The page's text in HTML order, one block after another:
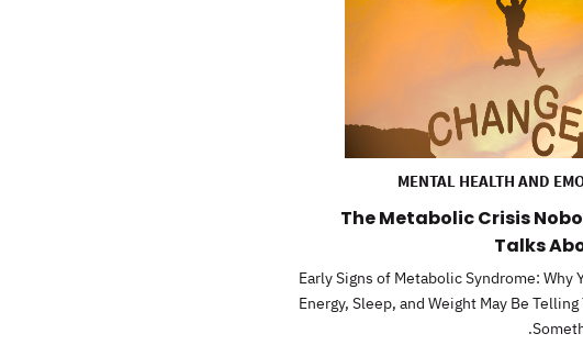
MENTAL HEALTH AND
The Metabolic Crisis
Talks
Early Signs of Metabolic Syndrome: Why
Energy, Sleep, and Weight May Be Telling